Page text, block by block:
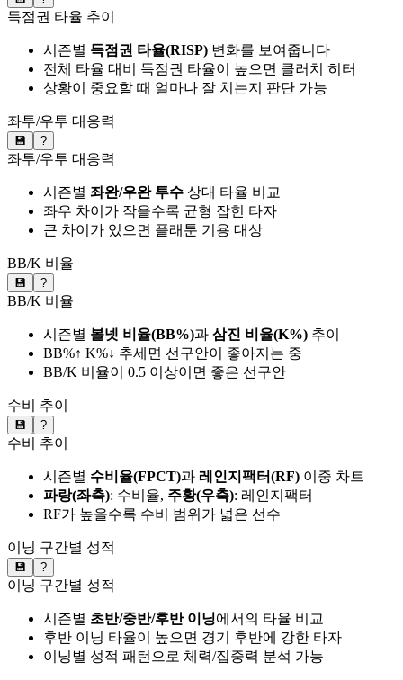
득점권 타율 추이
시즌별 득점권 타율(RISP) 변화를 보여줍니다
전체 타율 대비 득점권 타율이 높으면 클러치 히터
상황이 중요할 때 얼마나 잘 치는지 판단 가능
좌투/우투 대응력
💾 ?
좌투/우투 대응력
시즌별 좌완/우완 투수 상대 타율 비교
좌우 차이가 작을수록 균형 잡힌 타자
큰 차이가 있으면 플래툰 기용 대상
BB/K 비율
💾 ?
BB/K 비율
시즌별 볼넷 비율(BB%)과 삼진 비율(K%) 추이
BB%↑ K%↓ 추세면 선구안이 좋아지는 중
BB/K 비율이 0.5 이상이면 좋은 선구안
수비 추이
💾 ?
수비 추이
시즌별 수비율(FPCT)과 레인지팩터(RF) 이중 차트
파랑(좌축): 수비율, 주황(우축): 레인지팩터
RF가 높을수록 수비 범위가 넓은 선수
이닝 구간별 성적
💾 ?
이닝 구간별 성적
시즌별 초반/중반/후반 이닝에서의 타율 비교
후반 이닝 타율이 높으면 경기 후반에 강한 타자
이닝별 성적 패턴으로 체력/집중력 분석 가능